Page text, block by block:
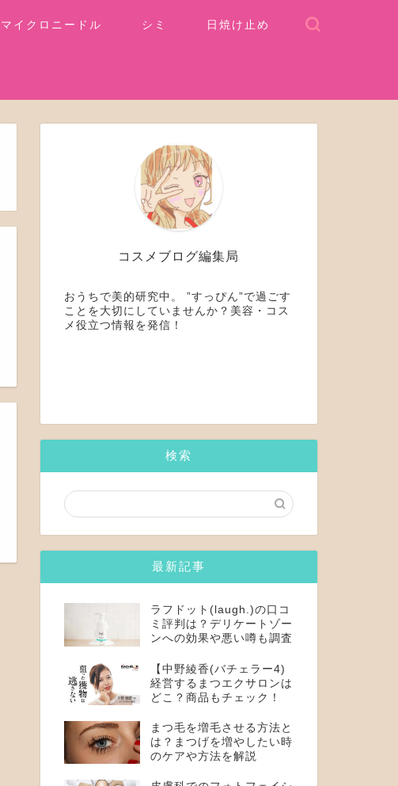
マイクロニードル シミ 日焼け止め
コスメブログ編集局
おうちで美的研究中。 ”すっぴん”で過ごす
ことを大切にしていませんか？美容・コス
メ役立つ情報を発信！
検索
最新記事
ラフドット(laugh.)の口コ
ミ評判は？デリケートゾー
ンへの効果や悪い噂も調査
【中野綾香(バチェラー4)
経営するまつエクサロンは
どこ？商品もチェック！
まつ毛を増毛させる方法と
は？まつげを増やしたい時
のケアや方法を解説